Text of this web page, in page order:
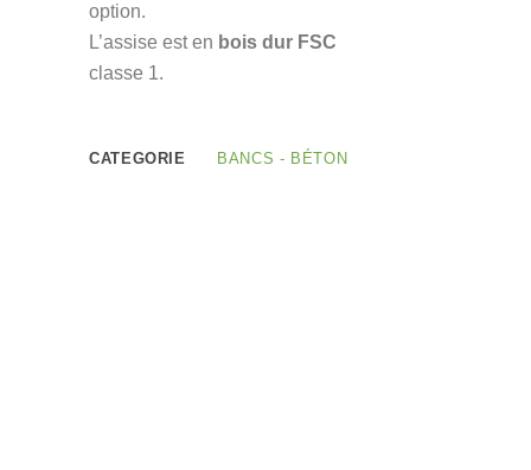
option.
L’assise est en bois dur FSC
classe 1.
CATEGORIE BANCS - BÉTON